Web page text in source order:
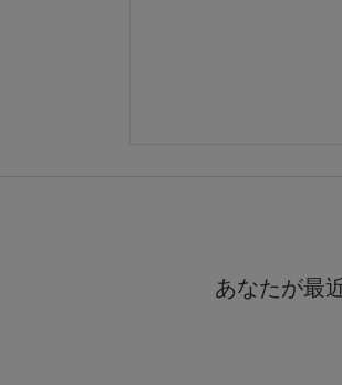
あなたが最